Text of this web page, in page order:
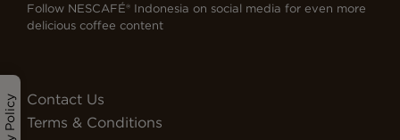
Follow NESCAFÉ® Indonesia on social media for even more
delicious coffee content
Contact Us
Terms & Conditions